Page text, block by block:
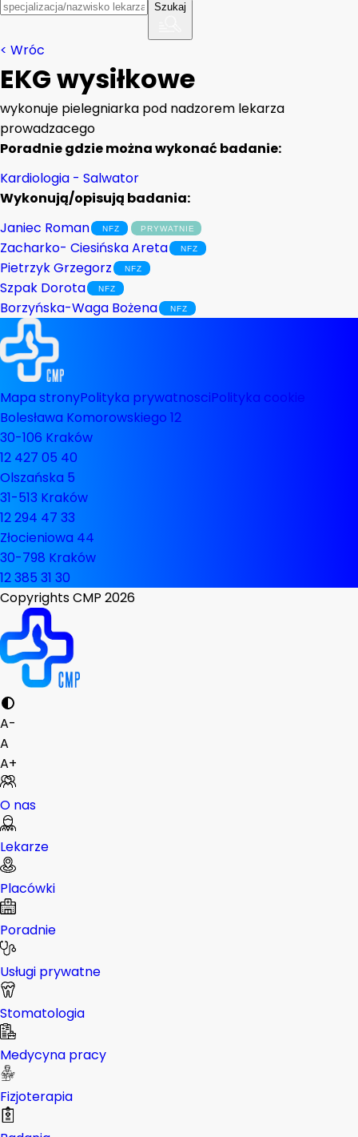
Szukaj
< Wróc
EKG wysiłkowe
wykonuje pielegniarka pod nadzorem lekarza
prowadzacego
Poradnie gdzie można wykonać badanie:
Kardiologia - Salwator
Wykonują/opisują badania:
Janiec Roman
Zacharko- Ciesińska Areta
Pietrzyk Grzegorz
Szpak Dorota
Borzyńska-Waga Bożena
Mapa stronyPolityka prywatnosciPolityka cookie
Bolesława Komorowskiego 12
30-106 Kraków
12 427 05 40
Olszańska 5
31-513 Kraków
12 294 47 33
Złocieniowa 44
30-798 Kraków
12 385 31 30
Copyrights CMP 2026
A-
A
A+
O nas
Lekarze
Placówki
Poradnie
Usługi prywatne
Stomatologia
Medycyna pracy
Fizjoterapia